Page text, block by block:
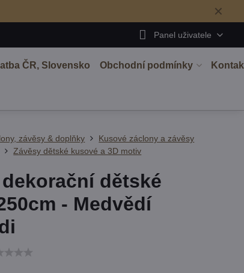
✕
Panel uživatele
ČR, Slovensko Obchodní podmínky
závěsy & doplňky
Kusové záclony a závěsy
Závěsy dětské kusové a 3D motiv
dětské
- Medvědí